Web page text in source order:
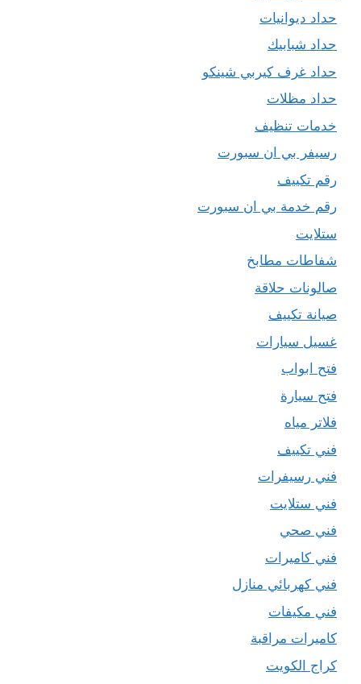
حداد ديوانيات
حداد شبابيك
حداد غرف كيربي شينكو
حداد مظلات
خدمات تنظيف
رسيفر بي ان سبورت
رقم تكييف
رقم خدمة بي ان سبورت
ستلايت
شفاطات مطابخ
صالونات حلاقة
صيانة تكييف
غسيل سيارات
فتح ابواب
فتح سيارة
فلاتر مياه
فني تكييف
فني رسيفرات
فني ستلايت
فني صحي
فني كاميرات
فني كهربائي منازل
فني مكيفات
كاميرات مراقبة
كراج الكويت